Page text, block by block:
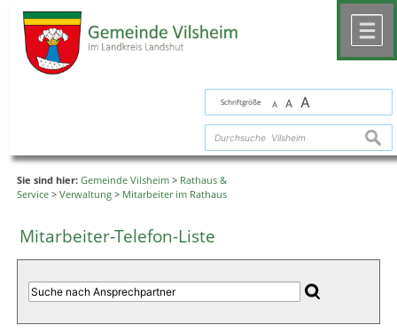
Schriftgröße A A A
Sie sind hier: Gemeinde Vilsheim > Rathaus &
Service > Verwaltung > Mitarbeiter im Rathaus
Mitarbeiter-Telefon-Liste